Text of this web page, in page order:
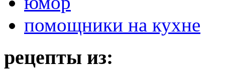
помощники на кухне
рецепты из: